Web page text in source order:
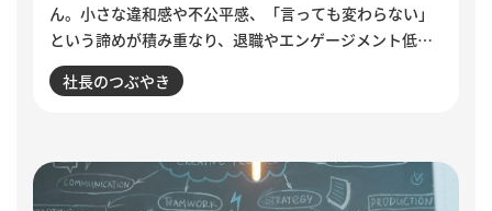
ん。小さな違和感や不公平感、「言っても変わらない」
という諦めが積み重なり、退職やエンゲージメント低下
として表面化します。インドで若者の抗議運動が教育相
の辞任につながった出来事から、組織に潜む「声なき
社長のつぶやき